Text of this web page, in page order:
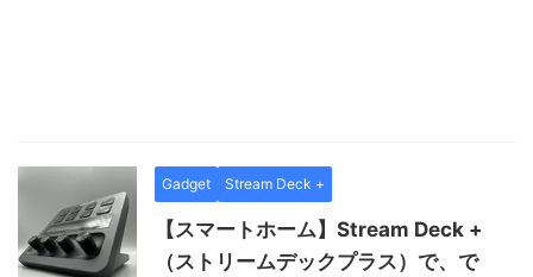
Gadget Stream Deck +
【スマートホーム】Stream Deck +
（ストリームデックプラス）で、で